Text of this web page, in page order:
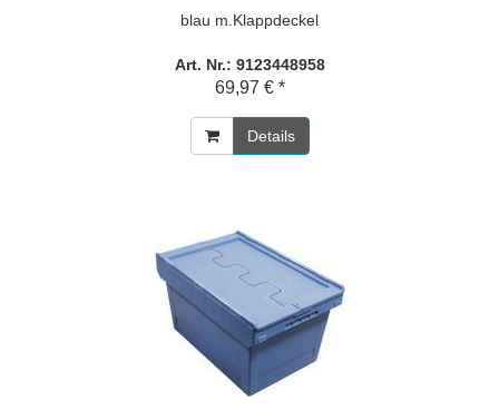
blau m.Klappdeckel
Art. Nr.: 9123448958
69,97 € *
Details